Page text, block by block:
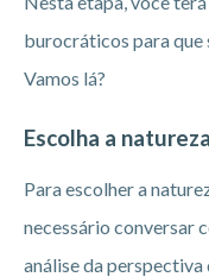
burocráticos para que
Vamos lá?
Escolha a
Para escolher a
necessário conversar
análise da